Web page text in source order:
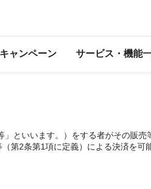
キャンペーン サービス・機能
盟店規約
といいます。）をする者がその販売
第2条第1項に定義）による決済を可